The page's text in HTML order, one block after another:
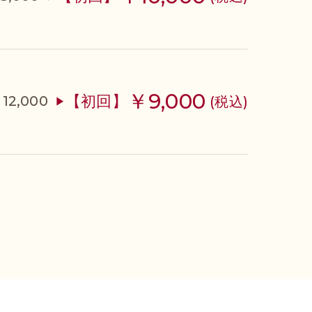
12,000 ▶ 【初回】 ￥9,000 (税込)